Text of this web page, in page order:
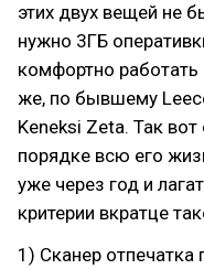
этих двух вещей не
нужно 3ГБ
комфортно работать
же, по бывшему
Keneksi Zeta. Так
порядке всю его
уже через год и
критерии вкратце
1) Сканер